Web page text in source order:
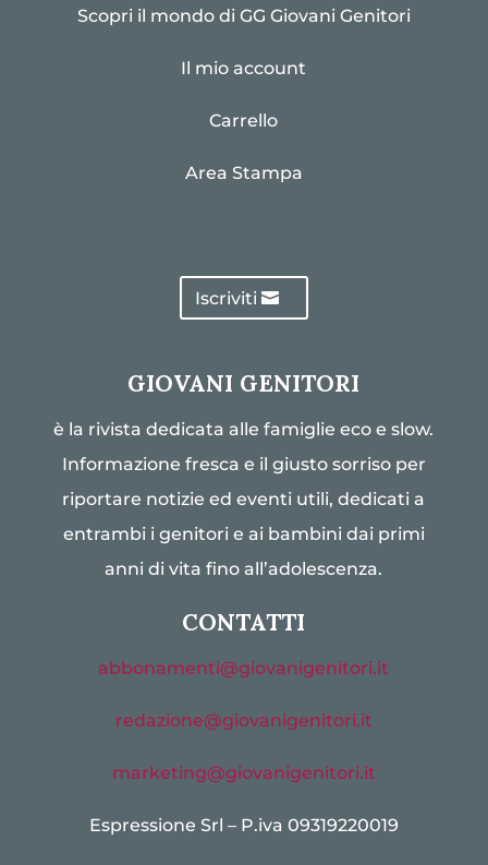
Scopri il mondo di GG Giovani Genitori
Il mio account
Carrello
Area Stampa
Iscriviti
GIOVANI GENITORI
è la rivista dedicata alle famiglie eco e slow.
Informazione fresca e il giusto sorriso per
riportare notizie ed eventi utili, dedicati a
entrambi i genitori e ai bambini dai primi
anni di vita fino all’adolescenza.
CONTATTI
abbonamenti@giovanigenitori.it
redazione@giovanigenitori.it
marketing@giovanigenitori.it
Espressione Srl – P.iva 09319220019